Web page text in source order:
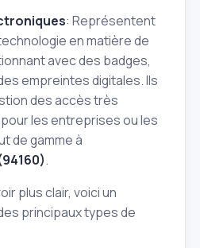
: Représentent
en matière de
avec des badges,
empreintes digitales. Ils
des accès très
les entreprises ou les
de gamme à
.
plus clair, voici un
principaux types de